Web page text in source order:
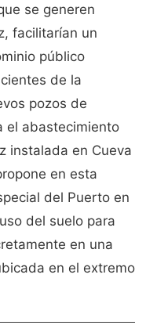
se generen
facilitarían un
público
de la
pozos de
el abastecimiento
instalada en Cueva
en esta
del Puerto en
del suelo para
en una
en el extremo